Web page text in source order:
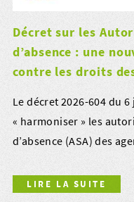
Décret sur les
d’absence : une
contre les droits
Le décret 2026-604 du
« harmoniser » les
d’absence (ASA) des
LIRE LA SUITE